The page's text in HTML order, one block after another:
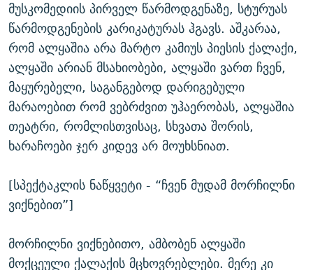
მუსკომედიის პირველ წარმოდგენაზე, სტურუას
წარმოდგენების კარიკატურას ჰგავს. აშკარაა,
რომ ალყაშია არა მარტო კამიუს პიესის ქალაქი,
ალყაში არიან მსახიობები, ალყაში ვართ ჩვენ,
მაყურებელი, საგანგებოდ დარიგებული
მარაოებით რომ ვებრძვით უჰაერობას, ალყაშია
თეატრი, რომლისთვისაც, სხვათა შორის,
ხარაჩოები ჯერ კიდევ არ მოუხსნიათ.
[სპექტაკლის ნაწყვეტი - “ჩვენ მუდამ მორჩილნი
ვიქნებით”]
მორჩილნი ვიქნებითო, ამბობენ ალყაში
მოქცეული ქალაქის მცხოვრებლები. მერე კი